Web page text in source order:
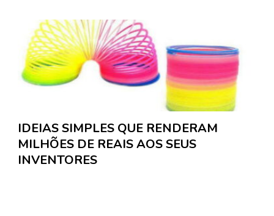
IDEIAS SIMPLES QUE RENDERAM
MILHÕES DE REAIS AOS SEUS
INVENTORES